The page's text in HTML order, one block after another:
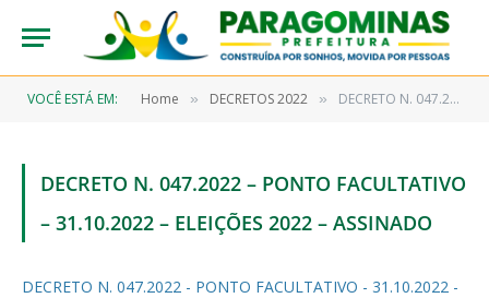
VOCÊ ESTÁ EM: Home » DECRETOS 2022 » DECRETO N. 047.2022 – PONTO FACULTATIVO – 31.10.2022 – ELEIÇÕES 2022 – ASSINADO
DECRETO N. 047.2022 – PONTO FACULTATIVO
– 31.10.2022 – ELEIÇÕES 2022 – ASSINADO
DECRETO N. 047.2022 - PONTO FACULTATIVO - 31.10.2022 -